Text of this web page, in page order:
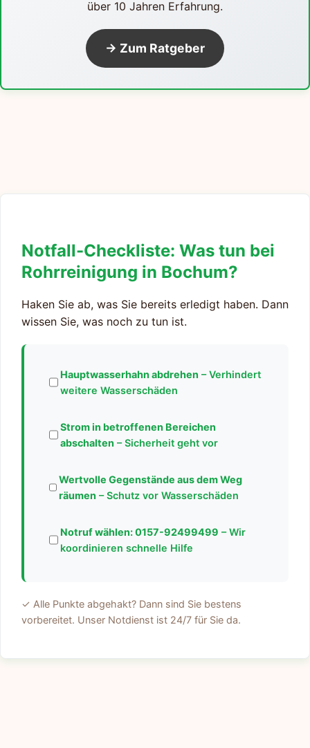
über 10 Jahren Erfahrung.
→ Zum Ratgeber
Notfall-Checkliste: Was tun bei
Rohrreinigung in Bochum?
Haken Sie ab, was Sie bereits erledigt haben. Dann
wissen Sie, was noch zu tun ist.
Hauptwasserhahn abdrehen – Verhindert
weitere Wasserschäden
Strom in betroffenen Bereichen
abschalten – Sicherheit geht vor
Wertvolle Gegenstände aus dem Weg
räumen – Schutz vor Wasserschäden
Notruf wählen:0157-92499499 – Wir
koordinieren schnelle Hilfe
✓ Alle Punkte abgehakt? Dann sind Sie bestens
vorbereitet. Unser Notdienst ist 24/7 für Sie da.